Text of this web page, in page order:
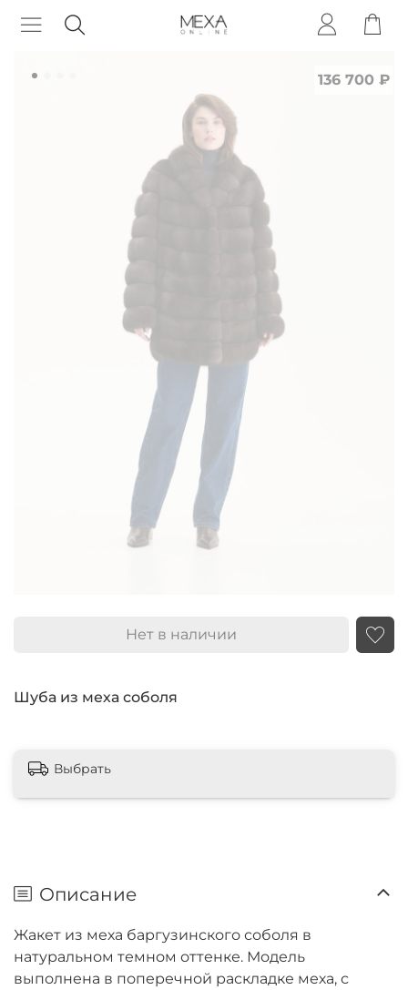
Шуба из меха соболя
136 700 ₽
Нет в наличии
Выбрать
Описание
Жакет из меха баргузинского соболя в
натуральном темном оттенке. Модель
выполнена в поперечной раскладке меха, с